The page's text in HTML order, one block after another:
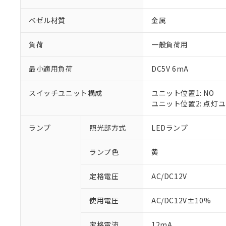
ベゼル材質 金属
負荷 一般負荷用
最小適用負荷 DC5V 6mA
スイッチユニット構成
ユニット位置1: NO
ユニット位置2: 点灯
ランプ 照光部方式 LEDランプ
ランプ色 黄
定格電圧 AC/DC12V
使用電圧 AC/DC12V±10%
ご利用条件
以下の条件をお
※1 対応状況
対応予定：EU
対応予定なし：
調査・確認中：
非該当品：ライセ
※1 中国